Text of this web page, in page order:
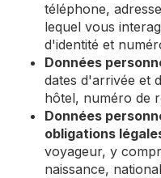
téléphone,
lequel vous
d'identité et
Données
dates d'arrivée et
hôtel, numéro de
Données
obligations
voyageur, y
naissance,